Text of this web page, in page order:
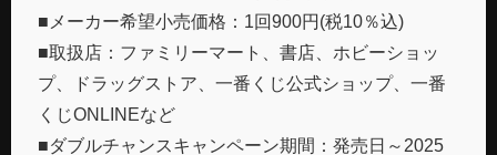
■メーカー希望小売価格：1回900円(税10％込)
■取扱店：ファミリーマート、書店、ホビーショッ
プ、ドラッグストア、一番くじ公式ショップ、一番
くじONLINEなど
■ダブルチャンスキャンペーン期間：発売日～2025